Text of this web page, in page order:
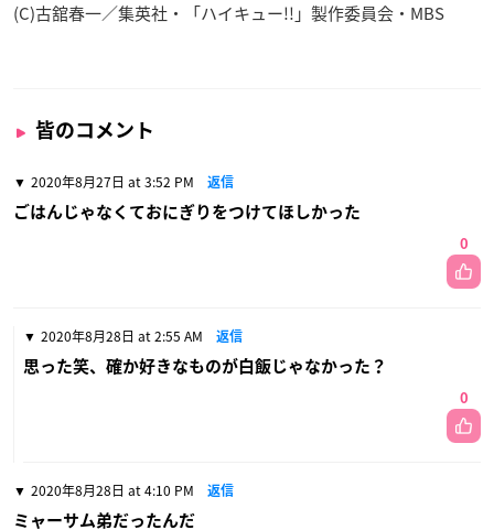
(C)古舘春一／集英社・「ハイキュー!!」製作委員会・MBS
皆のコメント
2020年8月27日 at 3:52 PM 返信
ごはんじゃなくておにぎりをつけてほしかった
0
2020年8月28日 at 2:55 AM 返信
思った笑、確か好きなものが白飯じゃなかった？
0
2020年8月28日 at 4:10 PM 返信
ミャーサム弟だったんだ